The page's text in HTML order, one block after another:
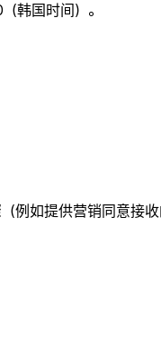
韩国时间）。
例如提供营销同意接